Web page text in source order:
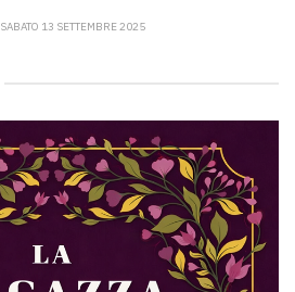
SABATO 13 SETTEMBRE 2025